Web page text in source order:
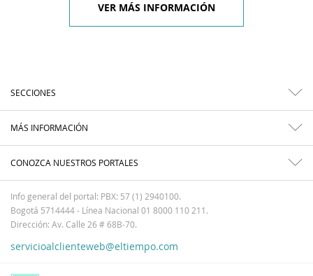
VER MÁS INFORMACIÓN
SECCIONES
MÁS INFORMACIÓN
CONOZCA NUESTROS PORTALES
Info general del portal: PBX: 57 (1) 2940100.
Bogotá 5714444 - Línea Nacional 01 8000 110 211.
Dirección: Av. Calle 26 # 68B-70.
servicioalclienteweb@eltiempo.com